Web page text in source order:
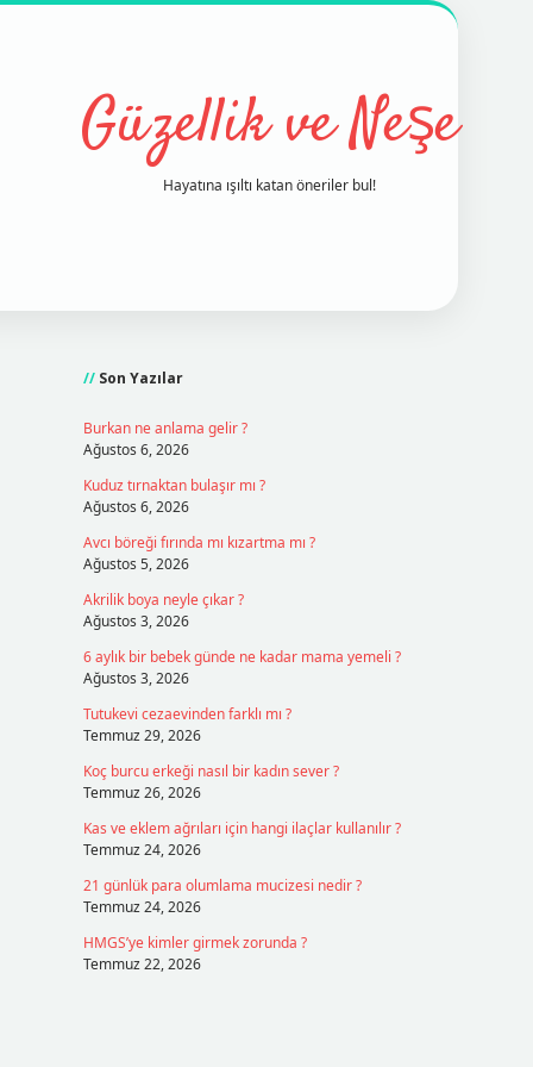
Güzellik ve Neşe
Hayatına ışıltı katan öneriler bul!
Son Yazılar
Burkan ne anlama gelir ?
Ağustos 6, 2026
Kuduz tırnaktan bulaşır mı ?
Ağustos 6, 2026
Avcı böreği fırında mı kızartma mı ?
Ağustos 5, 2026
Akrilik boya neyle çıkar ?
Ağustos 3, 2026
6 aylık bir bebek günde ne kadar mama yemeli ?
Ağustos 3, 2026
Tutukevi cezaevinden farklı mı ?
Temmuz 29, 2026
Koç burcu erkeği nasıl bir kadın sever ?
Temmuz 26, 2026
Kas ve eklem ağrıları için hangi ilaçlar kullanılır ?
Temmuz 24, 2026
21 günlük para olumlama mucizesi nedir ?
Temmuz 24, 2026
HMGS’ye kimler girmek zorunda ?
Temmuz 22, 2026